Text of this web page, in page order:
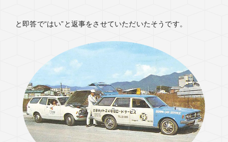
と即答で“はい”と返事をさせていただいたそうです。